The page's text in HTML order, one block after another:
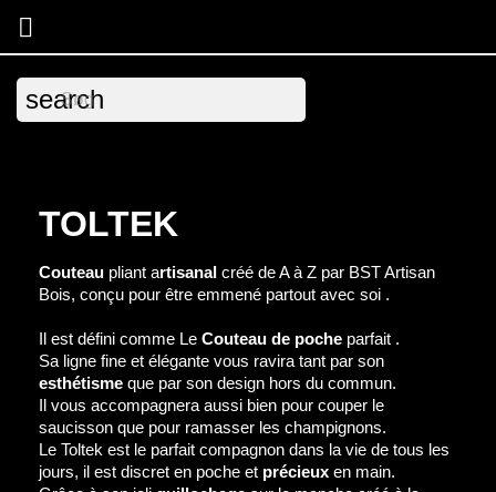

search
TOLTEK
Couteau pliant artisanal créé de A à Z par BST Artisan
Bois, conçu pour être emmené partout avec soi .
Il est défini comme Le Couteau de poche parfait .
Sa ligne fine et élégante vous ravira tant par son
esthétisme que par son design hors du commun.
Il vous accompagnera aussi bien pour couper le
saucisson que pour ramasser les champignons.
Le Toltek est le parfait compagnon dans la vie de tous les
jours, il est discret en poche et précieux en main.